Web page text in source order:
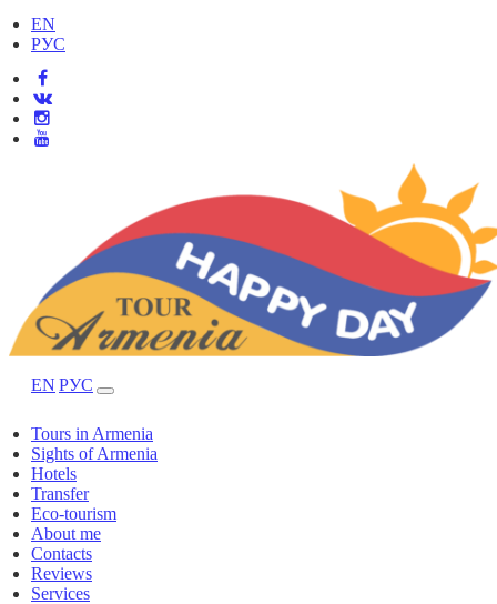
EN
РУС
EN РУС
Tours in Armenia
Sights of Armenia
Hotels
Transfer
Eco-tourism
About me
Contacts
Reviews
Services